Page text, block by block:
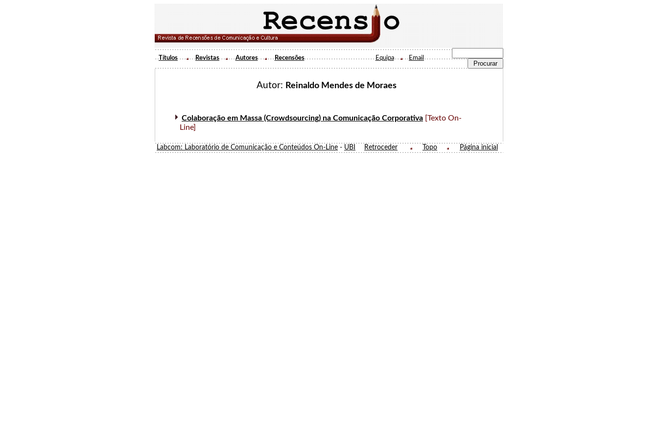
Títulos Revistas Autores Recensões Equipa Email
Autor: Reinaldo Mendes de Moraes
Colaboração em Massa (Crowdsourcing) na Comunicação Corporativa [Texto On-
Line]
Labcom: Laboratório de Comunicação e Conteúdos On-Line - UBI Retroceder Topo Página inicial